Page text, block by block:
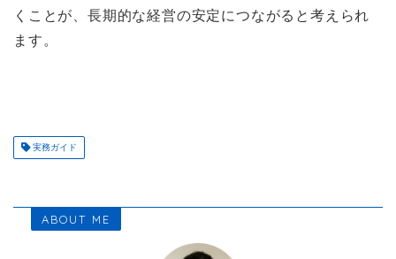
くことが、長期的な経営の安定につながると考えられ
ます。
実務ガイド
ABOUT ME